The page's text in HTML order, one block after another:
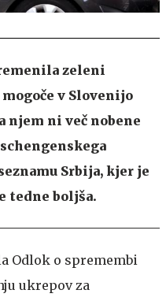
zeleni
v Slovenijo
njem ni več nobene
Srbija, kjer je
tedne boljša.
Odlok o spremembi
ukrepov za